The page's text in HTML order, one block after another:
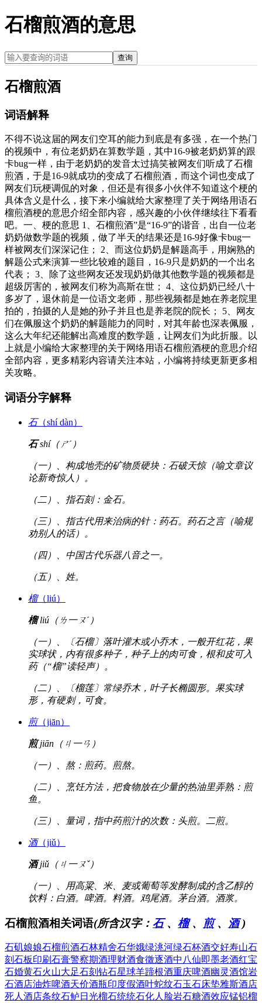
石榴煎酒的意思
查询
石榴煎酒
词语解释
不得不说这届的网友们空耳的能力到底是有多强，在一个热门
的视频中，有位老奶奶在算数学题，其中16-9被老奶奶算的跟
卡bug一样，由于老奶奶的发音太过搞笑被网友们听成了石榴
煎酒，于是16-9就成功的变成了石榴煎酒，而这个词也变成了
网友们玩梗调侃的对象，但还是有很多小伙伴不知道这个梗的
具体含义是什么，接下来小编就给大家整理了关于网络用语石
榴煎酒梗的意思介绍全部内容，感兴趣的小伙伴继续往下看看
吧。一、梗的意思 1、石榴煎酒”是“16-9”的谐音，出自一位老
奶奶做数学题的视频，做了半天的结果还是16-9好像卡bug一
样被网友们深深记住； 2、而这位奶奶是解题高手，用娴熟的
解题公式来演算一些比较难的题目，16-9只是奶奶的一个出名
代表； 3、除了这些网友还发现奶奶做其他数学题的视频都是
超级厉害的，被网友们称为高斯在世； 4、这位奶奶已经八十
多岁了，退休前是一位语文老师，那些视频都是她在养老院里
拍的，拍摄的人是她的孙子并且也是养老院的院长； 5、网友
们在佩服这个奶奶的解题能力的同时，对其年龄也深表佩服，
这么大年纪还能解出高难度的数学题，让网友们为此折服。以
上就是小编给大家整理的关于网络用语石榴煎酒梗的意思介绍
全部内容，更多精彩内容请关注本站，小编将持续更新更多相
关攻略。
词语分字解释
石（shí dàn）
石shí（ㄕˊ）
（一）、构成地壳的矿物质硬块：石破天惊（喻文章议
论新奇惊人）。
（二）、指石刻：金石。
（三）、指古代用来治病的针：药石。药石之言（喻规
劝别人的话）。
（四）、中国古代乐器八音之一。
（五）、姓。
榴（liú）
榴liú（ㄌ一ㄡˊ）
（一）、〔石榴〕落叶灌木或小乔木，一般开红花，果
实球状，内有很多种子，种子上的肉可食，根和皮可入
药（“榴”读轻声）。
（二）、〔榴莲〕常绿乔木，叶子长椭圆形。果实球
形，有硬刺，可食。
煎（jiān）
煎jiān（ㄐ一ㄢ）
（一）、熬：煎药。煎熬。
（二）、烹饪方法，把食物放在少量的热油里弄熟：煎
鱼。
（三）、量词，指中药煎汁的次数：头煎。二煎。
酒（jiǔ）
酒jiǔ（ㄐ一ㄡˇ）
（一）、用高粱、米、麦或葡萄等发酵制成的含乙醇的
饮料：白酒。啤酒。料酒。鸡尾酒。茅台酒。酒浆。
石榴煎酒相关词语(所含汉字： 石、 榴、 煎、 酒)
石矶娘娘石榴煎酒石林精舍石华娥绿洮河绿石杯酒交好寿山石
刻 石板印刷石膏警察期酒理财酒食徵逐酒中八仙即墨老酒红宝
石婚黄石火山大足石刻 钻石星球羊蹄根酒重庆啤酒幽灵酒馆岩
石酒店油炸啤酒天价酒瓶印度假酒叶蛇纹石玉石床垫雅斯酒店
死人酒店条纹石鲈 日光榴石统统石化人脸岩石糖酒效应锰铝榴